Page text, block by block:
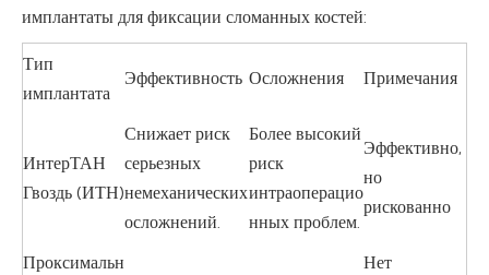
имплантаты для фиксации сломанных костей:
Тип
имплантата
Эффективность Осложнения Примечания
ИнтерТАН
Гвоздь (ИТН)
Снижает риск
серьезных
немеханических
осложнений.
Более высокий
риск
интраоперацио
нных проблем.
Эффективно,
но
рискованно
Проксимальн
Нет